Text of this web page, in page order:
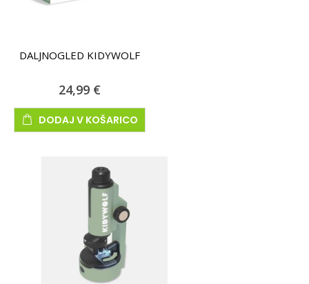
DALJNOGLED KIDYWOLF
24,99 €
DODAJ V KOŠARICO